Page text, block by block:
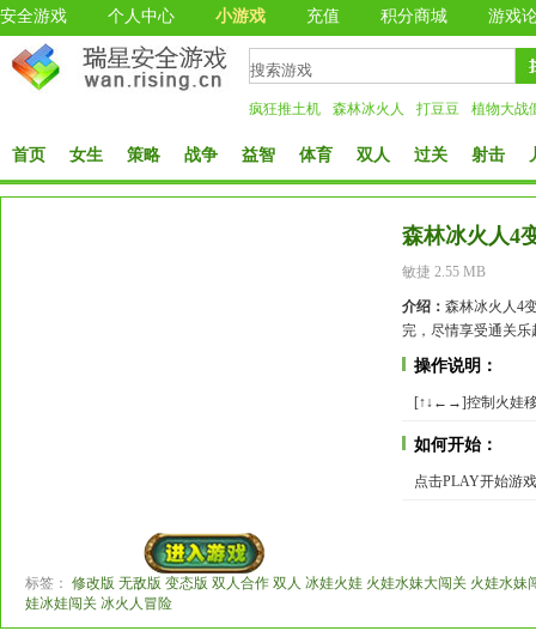
安全游戏 个人中心 小游戏 充值 积分商城 游戏
疯狂推土机 森林冰火人 打豆豆 植物大战
首页 女生 策略 战争 益智 体育 双人 过关 射击
森林冰火人4
敏捷 2.55 MB
介绍： 森林冰火人4
完，尽情享受通关
操作说明：
[↑↓←→]控制火娃
如何开始：
点击PLAY开始游
标签： 修改版 无敌版 变态版 双人合作 双人 冰娃火娃 火娃水妹大闯关 火娃水
娃冰娃闯关 冰火人冒险